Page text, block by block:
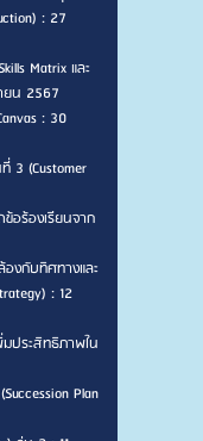
: 27
Matrix และ
ยน 2567
: 30
3 (Customer
อร้องเรียนจาก
งกับทิศทางและ
: 12
ประสิทธิภาพใน
Plan